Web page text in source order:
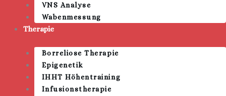
VNS Analyse
Wabenmessung
Therapie
Borreliose Therapie
Epigenetik
IHHT Höhentraining
Infusionstherapie